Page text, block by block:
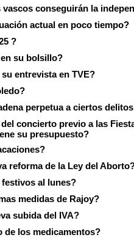
conseguirán la
actual en poco tiempo?
?
su bolsillo?
entrevista en TVE?
perpetua a ciertos
concierto previo a las
su presupuesto?
reforma de la Ley del
al lunes?
medidas de Rajoy?
subida del IVA?
de los medicamentos?